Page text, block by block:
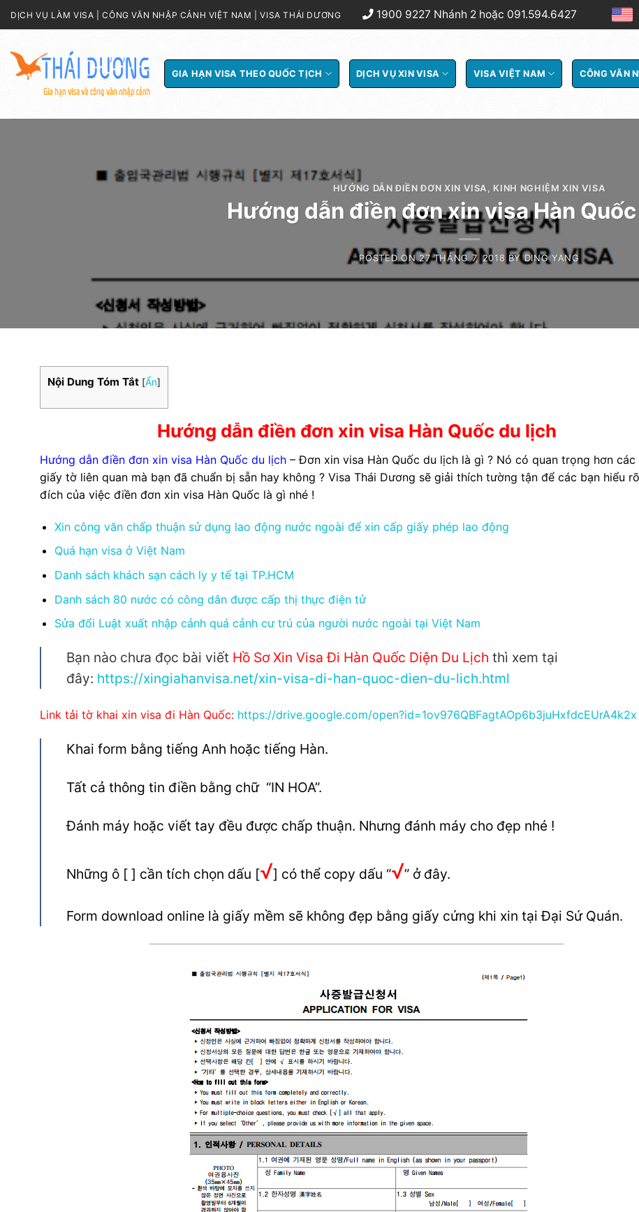
Skip
to
DỊCH VỤ LÀM VISA | CÔNG VĂN NHẬP CẢNH VIỆT NAM | VISA THÁI DƯƠNG 1900 9227 Nhánh 2 hoặc 091.594.6427
GIA HẠN VISA THEO QUỐC TỊCH DỊCH VỤ XIN VISA VISA VIỆT NAM CÔNG VĂN
HƯỚNG DẪN ĐIỀN ĐƠN XIN VISA , KINH NGHIỆM XIN VISA
Hướng dẫn điền đơn xin visa Hàn
POSTED ON27 THÁNG 7, 2018 BYDING YANG
Nội Dung Tóm Tắt [Ẩn]
Hướng dẫn điền đơn xin visa Hàn Quốc du lịch
Hướng dẫn điền đơn xin visa Hàn Quốc du lịch – Đơn xin visa Hàn Quốc du lịch là gì ? Nó có quan trọng hơn các
giấy tờ liên quan mà bạn đã chuẩn bị sẵn hay không ? Visa Thái Dương sẽ giải thích tường tận để các bạn hiểu
đích của việc điền đơn xin visa Hàn Quốc là gì nhé !
Xin công văn chấp thuận sử dụng lao động nước ngoài để xin cấp giấy phép lao động
Quá hạn visa ở Việt Nam
Danh sách khách sạn cách ly y tế tại TP.HCM
Danh sách 80 nước có công dân được cấp thị thực điện tử
Sửa đổi Luật xuất nhập cảnh quá cảnh cư trú của người nước ngoài tại Việt Nam
Bạn nào chưa đọc bài viết Hồ Sơ Xin Visa Đi Hàn Quốc Diện Du Lịch thì xem tại
đây: https://xingiahanvisa.net/xin-visa-di-han-quoc-dien-du-lich.html
Link tải tờ khai xin visa đi Hàn Quốc: https://drive.google.com/open?id=1ov976QBFagtAOp6b3juHxfdcEUrA4k2x
Khai form bằng tiếng Anh hoặc tiếng Hàn.
Tất cả thông tin điền bằng chữ “IN HOA”.
Đánh máy hoặc viết tay đều được chấp thuận. Nhưng đánh máy cho đẹp nhé !
Những ô [ ] cần tích chọn dấu [√] có thể copy dấu “√” ở đây.
Form download online là giấy mềm sẽ không đẹp bằng giấy cứng khi xin tại Đại Sứ Quán.